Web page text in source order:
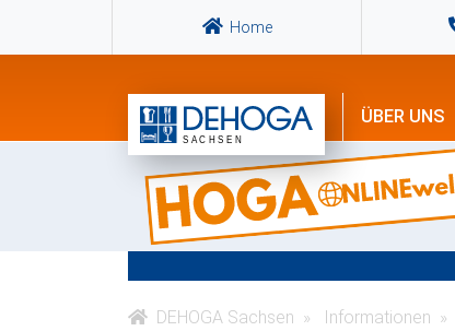
Home
ÜBER UNS
DEHOGA Sachsen Informationen